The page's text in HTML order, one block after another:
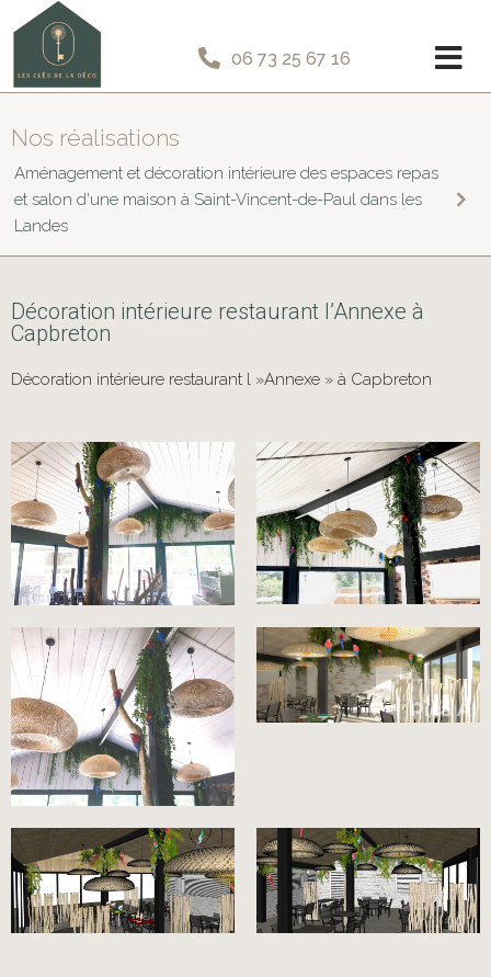
06 73 25 67 16
Nos réalisations
Aménagement et décoration intérieure des espaces repas
et salon d'une maison à Saint-Vincent-de-Paul dans les
Landes
Décoration intérieure restaurant l’Annexe à
Capbreton
Décoration intérieure restaurant l »Annexe » à Capbreton